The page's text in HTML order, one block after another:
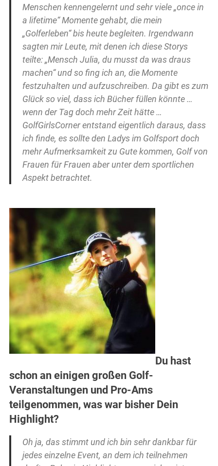
Menschen kennengelernt und sehr viele „once in
a lifetime“ Momente gehabt, die mein
„Golferleben“ bis heute begleiten. Irgendwann
sagten mir Leute, mit denen ich diese Storys
teilte: „Mensch Julia, du musst da was draus
machen“ und so fing ich an, die Momente
festzuhalten und aufzuschreiben. Da gibt es zum
Glück so viel, dass ich Bücher füllen könnte …
wenn der Tag doch mehr Zeit hätte …
GolfGirlsCorner entstand eigentlich daraus, dass
ich finde, es sollte den Ladys im Golfsport doch
mehr Aufmerksamkeit zu Gute kommen, Golf von
Frauen für Frauen aber unter dem sportlichen
Aspekt betrachtet.
Du hast
schon an einigen großen Golf-
Veranstaltungen und Pro-Ams
teilgenommen, was war bisher Dein
Highlight?
Oh ja, das stimmt und ich bin sehr dankbar für
jedes einzelne Event, an dem ich teilnehmen